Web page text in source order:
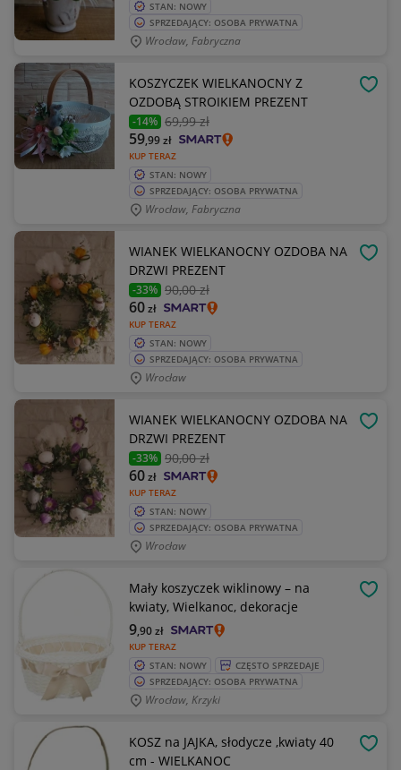
STAN: NOWY
SPRZEDAJĄCY: OSOBA PRYWATNA
Wrocław, Fabryczna
KOSZYCZEK WIELKANOCNY Z
OZDOBĄ STROIKIEM PREZENT
-14% 69,99 zł
KUP TERAZ
59,99zł
STAN: NOWY
SPRZEDAJĄCY: OSOBA PRYWATNA
Wrocław, Fabryczna
WIANEK WIELKANOCNY OZDOBA NA
DRZWI PREZENT
-33% 90,00 zł
KUP TERAZ
60zł
STAN: NOWY
SPRZEDAJĄCY: OSOBA PRYWATNA
Wrocław
WIANEK WIELKANOCNY OZDOBA NA
DRZWI PREZENT
-33% 90,00 zł
KUP TERAZ
60zł
STAN: NOWY
SPRZEDAJĄCY: OSOBA PRYWATNA
Wrocław
Mały koszyczek wiklinowy – na
kwiaty, Wielkanoc, dekoracje
KUP TERAZ
9,90zł
STAN: NOWY
CZĘSTO SPRZEDAJE
SPRZEDAJĄCY: OSOBA PRYWATNA
Wrocław, Krzyki
KOSZ na JAJKA, słodycze ,kwiaty 40
cm - WIELKANOC